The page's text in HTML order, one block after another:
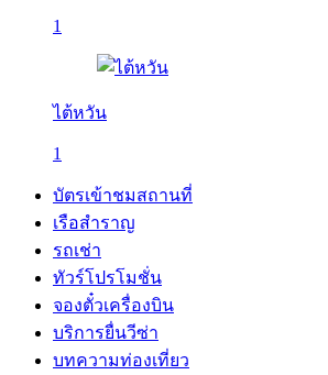
1
ไต้หวัน
1
บัตรเข้าชมสถานที่
เรือสำราญ
รถเช่า
ทัวร์โปรโมชั่น
จองตั๋วเครื่องบิน
บริการยื่นวีซ่า
บทความท่องเที่ยว